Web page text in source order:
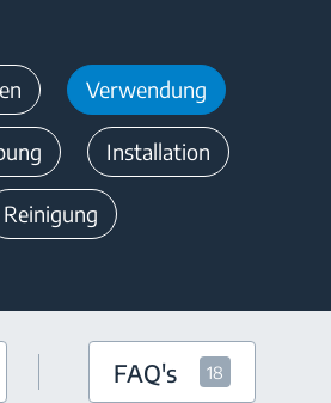
Verwendung
Installation
Reinigung
FAQ's 18